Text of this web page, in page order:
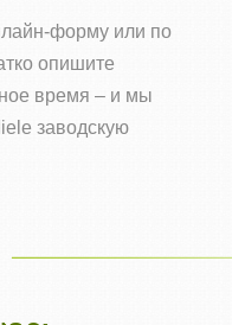
или по
опишите
время – и мы
заводскую